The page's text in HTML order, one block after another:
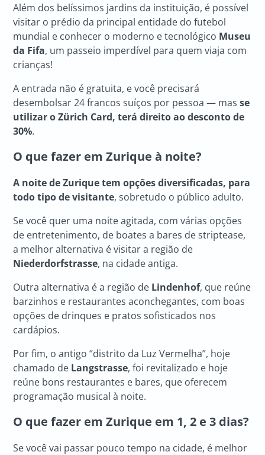
Além dos belíssimos jardins da instituição, é possível
visitar o prédio da principal entidade do futebol
mundial e conhecer o moderno e tecnológico Museu
da Fifa, um passeio imperdível para quem viaja com
crianças!
A entrada não é gratuita, e você precisará
desembolsar 24 francos suíços por pessoa — masse
utilizar o Zürich Card, terá direito ao desconto de
30%.
O que fazer em Zurique à noite?
A noite de Zurique tem opções diversificadas, para
todo tipo de visitante, sobretudo o público adulto.
Se você quer uma noite agitada, com várias opções
de entretenimento, de boates a bares de striptease,
a melhor alternativa é visitar a região de
Niederdorfstrasse, na cidade antiga.
Outra alternativa é a região de Lindenhof, que reúne
barzinhos e restaurantes aconchegantes, com boas
opções de drinques e pratos sofisticados nos
cardápios.
Por fim, o antigo “distrito da Luz Vermelha”, hoje
chamado de Langstrasse, foi revitalizado e hoje
reúne bons restaurantes e bares, que oferecem
programação musical à noite.
O que fazer em Zurique em 1, 2 e 3 dias?
Se você vai passar pouco tempo na cidade, é melhor